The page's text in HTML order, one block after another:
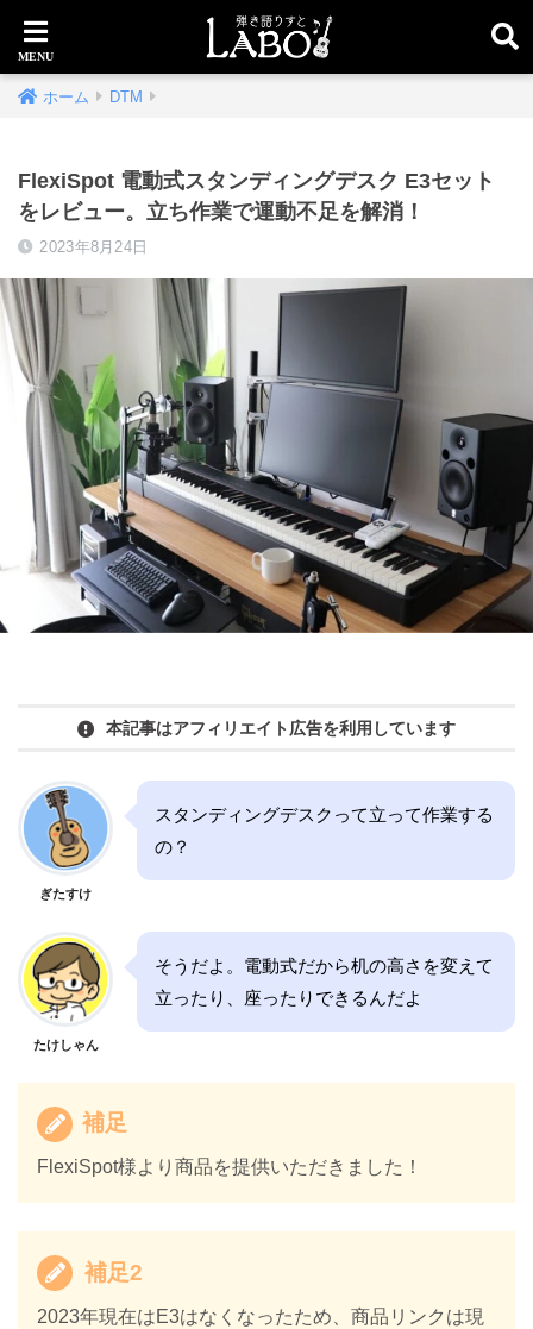
ホーム DTM
FlexiSpot 電動式スタンディングデスク E3セット
をレビュー。立ち作業で運動不足を解消！
2023年8月24日
本記事はアフィリエイト広告を利用しています
ぎたすけ
スタンディングデスクって立って作業する
の？
たけしゃん
そうだよ。電動式だから机の高さを変えて
立ったり、座ったりできるんだよ
補足
FlexiSpot様より商品を提供いただきました！
補足2
2023年現在はE3はなくなったため、商品リンクは現